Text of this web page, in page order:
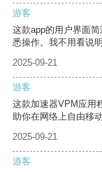
游客
这款app的用户界面
悉操作。我不用看说
2025-09-21
游客
这款加速器VPM应用
助你在网络上自由移动
2025-09-21
游客